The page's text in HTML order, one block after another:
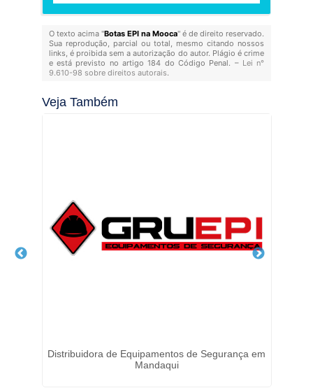
O texto acima "Botas EPI na Mooca" é de direito reservado.
Sua reprodução, parcial ou total, mesmo citando nossos
links, é proibida sem a autorização do autor. Plágio é crime
e está previsto no artigo 184 do Código Penal. – Lei n°
9.610-98 sobre direitos autorais.
Veja Também
Distribuidora de Equipamentos de Segurança em
Mandaqui